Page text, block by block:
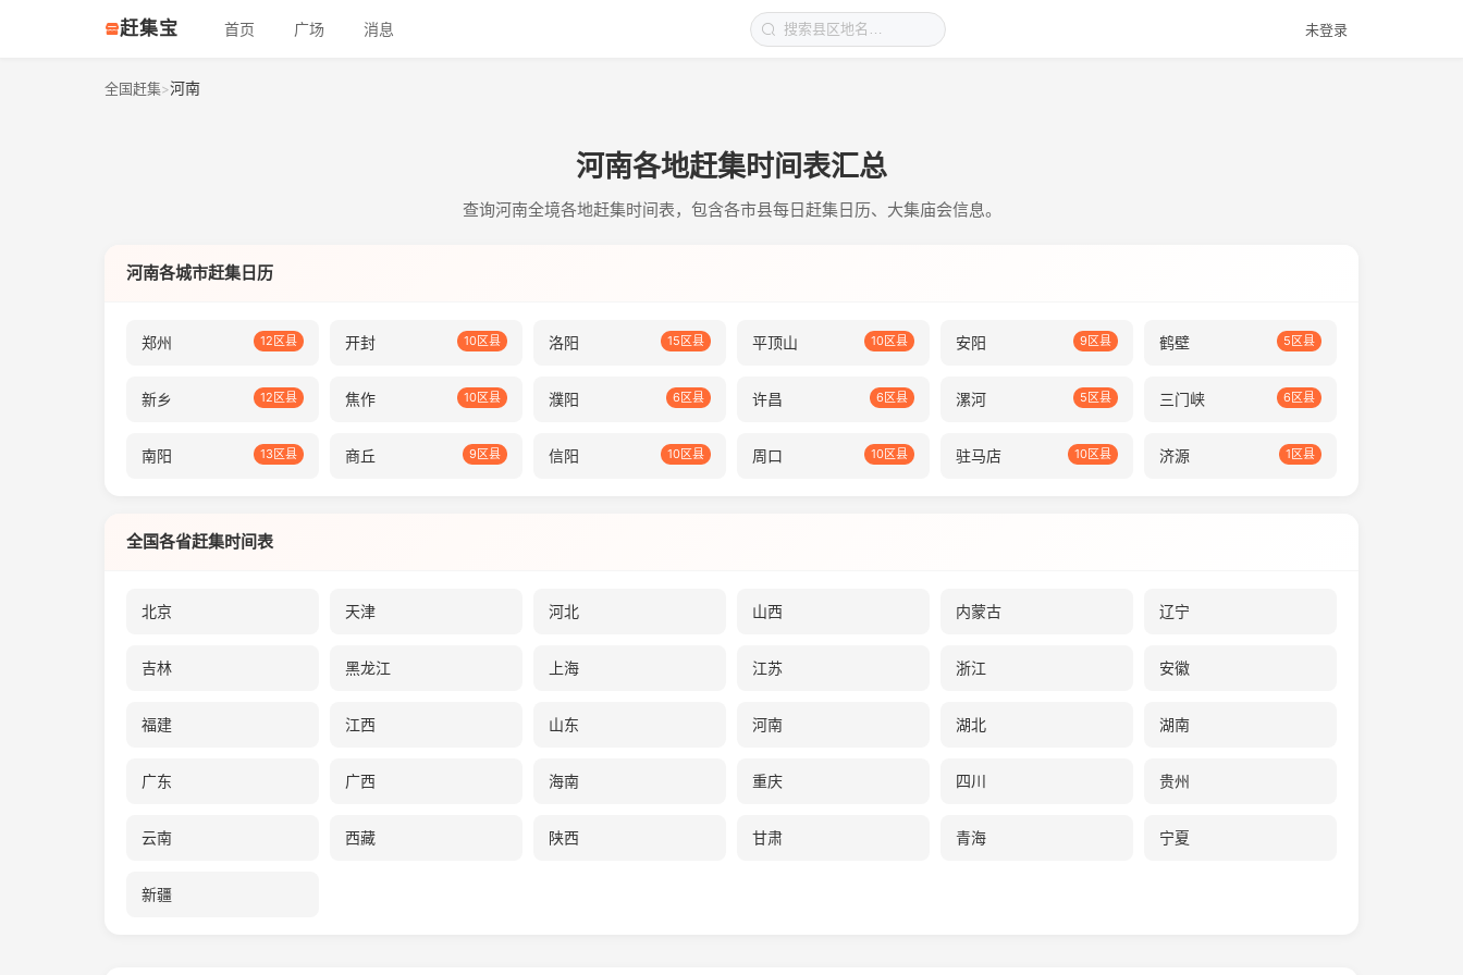
赶集宝 首页 广场 消息 未登录
全国赶集>河南
河南各地赶集时间表汇总
查询河南全境各地赶集时间表，包含各市县每日赶集日历、大集庙会信息。
河南各城市赶集日历
郑州 12区县 开封 10区县 洛阳 15区县 平顶山 10区县 安阳 9区县 鹤壁 5区县
新乡 12区县 焦作 10区县 濮阳 6区县 许昌 6区县 漯河 5区县 三门峡 6区县
南阳 13区县 商丘 9区县 信阳 10区县 周口 10区县 驻马店 10区县 济源 1区县
全国各省赶集时间表
北京 天津 河北 山西 内蒙古 辽宁
吉林 黑龙江 上海 江苏 浙江 安徽
福建 江西 山东 河南 湖北 湖南
广东 广西 海南 重庆 四川 贵州
云南 西藏 陕西 甘肃 青海 宁夏
新疆